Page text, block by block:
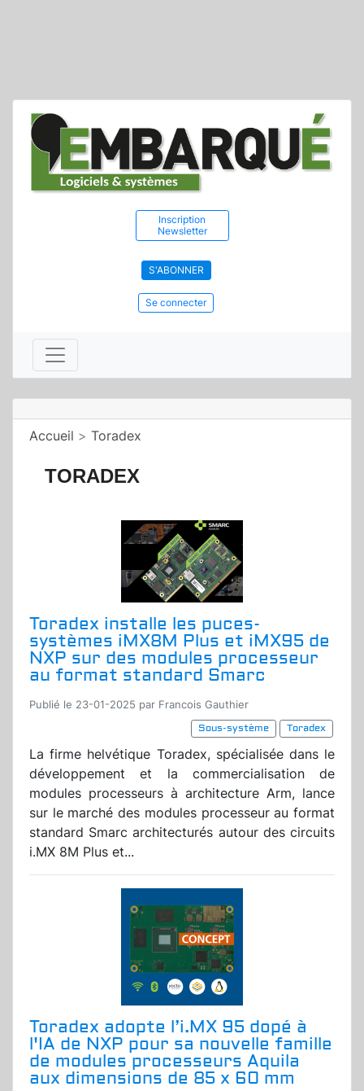
Inscription
Newsletter
S'ABONNER
Se connecter
Accueil > Toradex
TORADEX
Toradex installe les puces-
systèmes iMX8M Plus et iMX95 de
NXP sur des modules processeur
au format standard Smarc
Publié le 23-01-2025 par Francois Gauthier
Sous-système
Toradex
La firme helvétique Toradex, spécialisée dans le
développement et la commercialisation de
modules processeurs à architecture Arm, lance
sur le marché des modules processeur au format
standard Smarc architecturés autour des circuits
i.MX 8M Plus et...
Toradex adopte l’i.MX 95 dopé à
l'IA de NXP pour sa nouvelle famille
de modules processeurs Aquila
aux dimensions de 85 x 60 mm